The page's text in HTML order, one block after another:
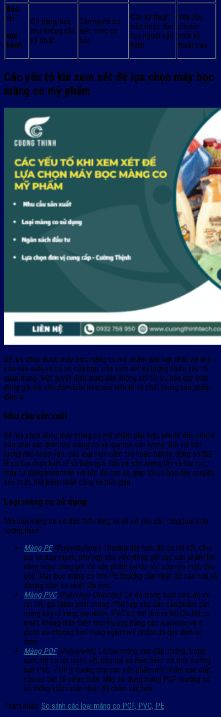
Bảo
trì
vận
hành
Dễ dàng, hầu
như không cần
kỹ thuật
Cần người có
kiến thức cơ
bản
Cần kỹ thuật
viên hoặc đào
tạo người vận
hành
Yêu cầu
chuyên
môn kỹ
thuật cao
Các yếu tố khi xem xét để lựa chọn máy bọc
màng co mỹ phẩm
Để lựa chọn được máy bọc màng co mỹ phẩm phù hợp nhất với nhu
cầu sản xuất và cơ sở của bạn, cần xem xét kỹ lưỡng nhiều yếu tố
quan trọng. Một quyết định đúng đắn không chỉ tối ưu hóa quy trình
đóng gói mà còn đảm bảo hiệu quả kinh tế và chất lượng sản phẩm
đầu ra.
Nhu cầu sản xuất
Để lựa chọn dòng máy màng co mỹ phẩm phù hợp, yếu tố đầu tiên là
cần phải xác định loại màng co và quy mô sản lượng. Đối với sản
lượng nhỏ hoặc vừa, các loại máy cầm tay hoặc bán tự động có thể
là sự lựa chọn kinh tế và hiệu quả. Đối với sản lượng lớn và liên tục,
máy tự động hoàn toàn với tốc độ cao sẽ giúp tối ưu hóa dây chuyền
sản xuất, tiết kiệm nhân công và thời gian.
Loại màng co sử dụng
Mỗi loại màng co có đặc tính riêng và sẽ có yêu cầu từng loại máy
tương thích:
Màng PE(Polyethylene): Thường dày hơn, độ co rút tốt, chịu
lực va đập mạnh, phù hợp cho việc đóng gói các sản phẩm lớn,
nặng hoặc đóng gói lốc sản phẩm (ví dụ: lốc sữa rửa mặt, dầu
gội). Máy bọc màng co cho PE thường cần nhiệt độ cao hơn và
đường hầm co nhiệt lớn hơn.
Màng PVC(Polyvinyl Chloride): Có độ trong suốt cao, độ co
rút tốt, giá thành phải chăng. Phù hợp cho các sản phẩm cần
trưng bày rõ ràng, tuy nhiên, PVC có thể thải ra khí Clo khi co
nhiệt, không thân thiện môi trường bằng các loại khác và ít
được ưa chuộng hơn trong ngành mỹ phẩm do quy định an
toàn.
Màng POF(Polyolefin): Là loại màng cao cấp, mỏng, trong
suốt, độ co rút tuyệt vời, dẻo dai và thân thiện với môi trường
hơn PVC. POF lý tưởng cho các sản phẩm mỹ phẩm cao cấp,
cần sự tinh tế và an toàn. Máy sử dụng màng POF thường có
hệ thống kiểm soát nhiệt độ chính xác hơn.
Tham khảo: So sánh các loại màng co POF, PVC, PE